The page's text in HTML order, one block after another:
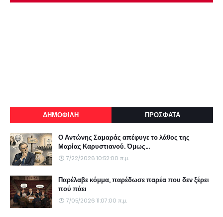
ΔΗΜΟΦΙΛΗ ΠΡΟΣΦΑΤΑ
Ο Αντώνης Σαμαράς απέφυγε το λάθος της
Μαρίας Καρυστιανού. Όμως...
7/22/2026 10:52:00 π.μ.
Παρέλαβε κόμμα, παρέδωσε παρέα που δεν ξέρει
πού πάει
7/05/2026 11:07:00 π.μ.